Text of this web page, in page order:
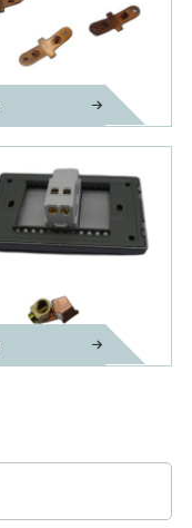
Metalni dio električnog uređaja